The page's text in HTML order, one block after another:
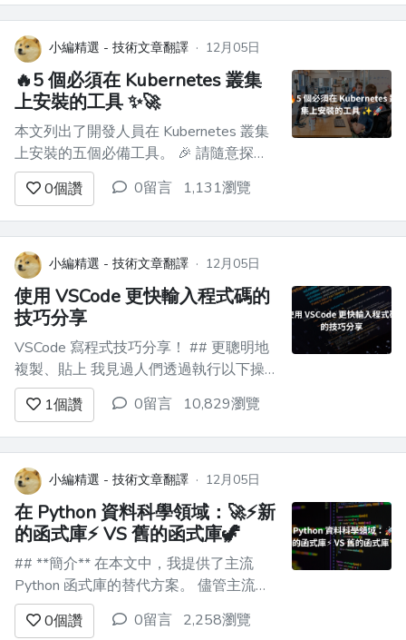
級現有專案以獲得出色的 Docker 開發設
小編精選 - 技術文章翻譯 · 12月05日
🔥5 個必須在 Kubernetes 叢集
上安裝的工具 ✨️🚀
本文列出了開發人員在 Kubernetes 叢集
上安裝的五個必備工具。 🎉 請隨意探索
這些專案，為儲存庫加註星標，並為您最
喜歡的專案做出貢獻。 😉 事不宜遲，讓
我們開始吧。 🏃‍♂️💨 ![讓我們開始吧]
(https://dev-to-
uploads.s3.amazonaws.co...
0個讚 0留言 1,131瀏覽
小編精選 - 技術文章翻譯 · 12月05日
使用 VSCode 更快輸入程式碼的
技巧分享
VSCode 寫程式技巧分享！ ## 更聰明地
複製、貼上 我見過人們透過執行以下操
作來複製貼上程式碼： 1. 將滑鼠遊標移
至單字開頭。 2. 按住左鍵點選。 3. 一直
拖曳到單字最後。 4. 釋放左鍵點選。 5.
右鍵點選所選內容。 6. 按一下「複製...
1個讚 0留言 10,829瀏覽
小編精選 - 技術文章翻譯 · 12月05日
在 Python 資料科學領域：🚀⚡新
的函式庫⚡ VS 舊的函式庫🦖
## **簡介** 在本文中，我提供了主流
Python 函式庫的替代方案。 儘管主流函
式庫得到了更強大的活躍社群的支持，但
這些替代方案為 Python 領域增加了一些
0個讚 0留言 2,258瀏覽